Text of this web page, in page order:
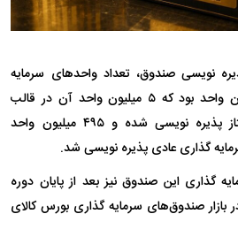
نویسی صندوق، تعداد واحد‌های سرمایه
گذاری قابل انتشار ۵۰۰ میلیون واحد بود که ۵ میلیون واحد آن در قالب
واحد‌های سرمایه گذاری ممتاز پذیره نویسی شده و ۴۹۵ میلیون واحد
گذاری عادی پذیره نویسی شد.
گذاری این صندوق نیز بعد از پایان دوره
صندوق‌های سرمایه گذاری بورس کالای